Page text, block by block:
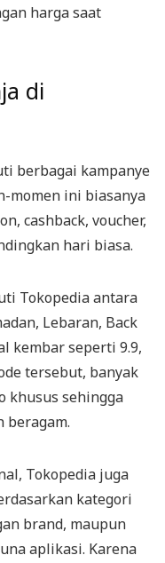
harga saat
di
berbagai kampanye
momen ini biasanya
cashback, voucher,
hari biasa.
Tokopedia antara
Lebaran, Back
kembar seperti 9.9,
tersebut, banyak
khusus sehingga
Tokopedia juga
kategori
brand, maupun
aplikasi. Karena